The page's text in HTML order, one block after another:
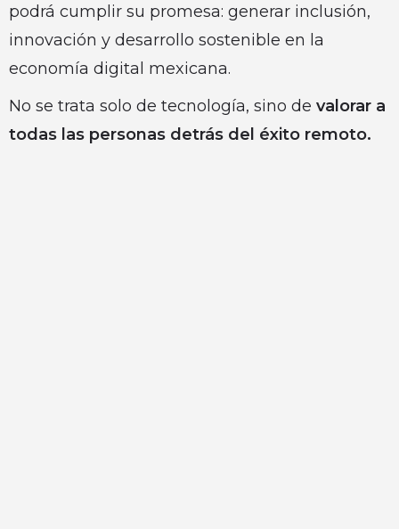
podrá cumplir su promesa: generar inclusión,
innovación y desarrollo sostenible en la
economía digital mexicana.
No se trata solo de tecnología, sino de valorar a
todas las personas detrás del éxito remoto.